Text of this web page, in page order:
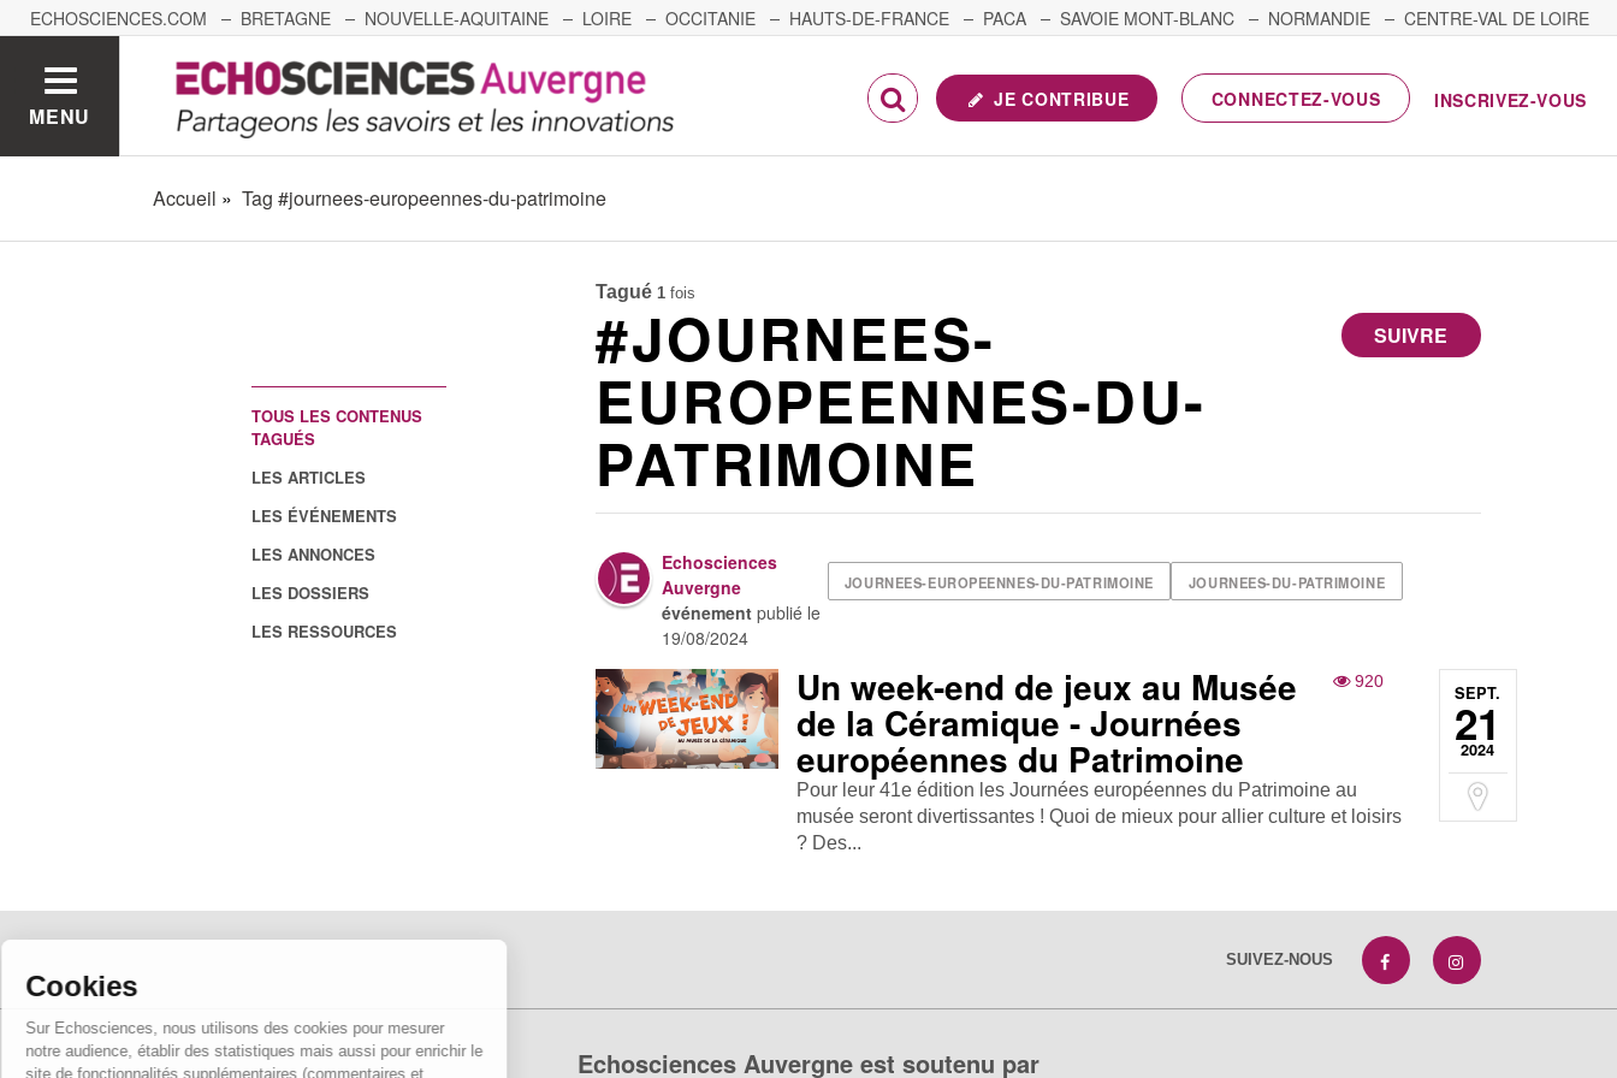
Cookies
Sur Echosciences, nous utilisons des cookies pour mesurer
notre audience, établir des statistiques mais aussi pour enrichir le
site de fonctionnalités supplémentaires (commentaires et
ECHOSCIENCES.COM BRETAGNE NOUVELLE-AQUITAINE LOIRE OCCITANIE HAUTS-DE-FRANCE PACA SAVOIE MONT-BLANC NORMANDIE
CENTRE-VAL DE LOIRE
GRENOBLE GRAND EST BOURGOGNE-FRANCHE-COMTÉ
MENU
JE CONTRIBUE CONNECTEZ-VOUS INSCRIVEZ-VOUS
Accueil Tag #journees-europeennes-du-patrimoine
TOUS LES CONTENUS
TAGUÉS
LES ARTICLES
LES ÉVÉNEMENTS
LES ANNONCES
LES DOSSIERS
LES RESSOURCES
Tagué 1 fois
SUIVRE
#JOURNEES-
EUROPEENNES-DU-
PATRIMOINE
JOURNEES-EUROPEENNES-DU-PATRIMOINE JOURNEES-DU-PATRIMOINE
Echosciences
Auvergne
événement publié le
19/08/2024
SEPT.
21
2024
920
Un week-end de jeux au Musée
de la Céramique - Journées
européennes du Patrimoine
Pour leur 41e édition les Journées européennes du Patrimoine au
musée seront divertissantes ! Quoi de mieux pour allier culture et loisirs
? Des...
SUIVEZ-NOUS
Echosciences Auvergne est soutenu par